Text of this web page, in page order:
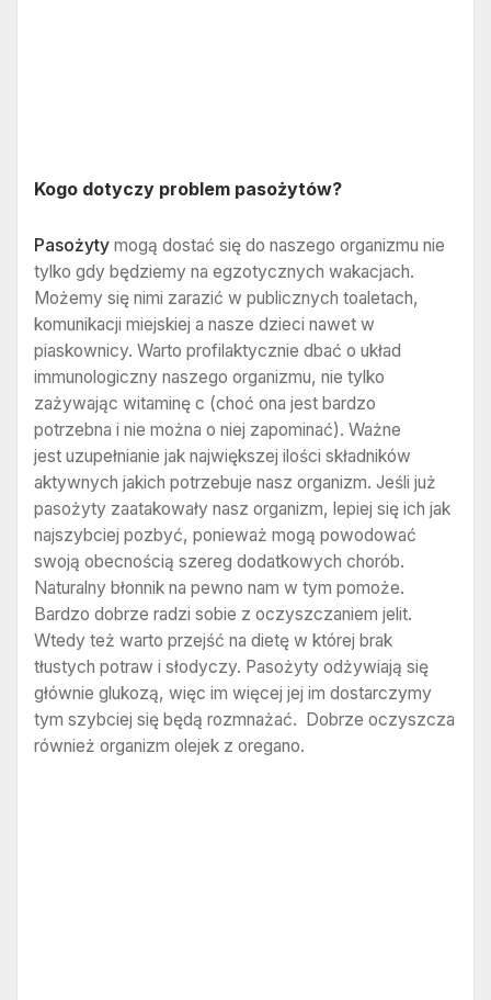
Kogo dotyczy problem pasożytów?
Pasożyty mogą dostać się do naszego organizmu nie
tylko gdy będziemy na egzotycznych wakacjach.
Możemy się nimi zarazić w publicznych toaletach,
komunikacji miejskiej a nasze dzieci nawet w
piaskownicy. Warto profilaktycznie dbać o układ
immunologiczny naszego organizmu, nie tylko
zażywając witaminę c (choć ona jest bardzo
potrzebna i nie można o niej zapominać). Ważne
jest uzupełnianie jak największej ilości składników
aktywnych jakich potrzebuje nasz organizm. Jeśli już
pasożyty zaatakowały nasz organizm, lepiej się ich jak
najszybciej pozbyć, ponieważ mogą powodować
swoją obecnością szereg dodatkowych chorób.
Naturalny błonnik na pewno nam w tym pomoże.
Bardzo dobrze radzi sobie z oczyszczaniem jelit.
Wtedy też warto przejść na dietę w której brak
tłustych potraw i słodyczy. Pasożyty odżywiają się
głównie glukozą, więc im więcej jej im dostarczymy
tym szybciej się będą rozmnażać. Dobrze oczyszcza
również organizm olejek z oregano.